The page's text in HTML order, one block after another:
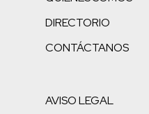
DIRECTORIO
CONTÁCTANOS
AVISO LEGAL